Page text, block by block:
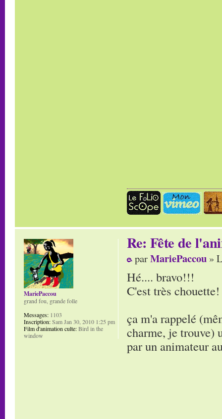
Re: Fête de
parMariePaccou »
Hé.... bravo!!!
C'est très chouette!
ça m'a rappelé
charme, je trouve)
par un animateur
MariePaccou
grand fou, grande folle
Messages: 1103
Inscription:Sam Jan 30, 2010 1:25 pm
Film d'animation culte:Bird in the
window